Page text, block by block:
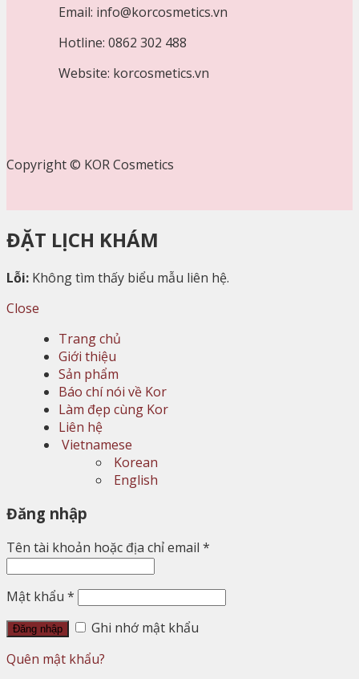
Email: info@korcosmetics.vn
Hotline: 0862 302 488
Website: korcosmetics.vn
Copyright © KOR Cosmetics
ĐẶT LỊCH KHÁM
Lỗi: Không tìm thấy biểu mẫu liên hệ.
Close
Trang chủ
Giới thiệu
Sản phẩm
Báo chí nói về Kor
Làm đẹp cùng Kor
Liên hệ
Vietnamese
Korean
English
Đăng nhập
Tên tài khoản hoặc địa chỉ email *
Mật khẩu *
Đăng nhập
Ghi nhớ mật khẩu
Quên mật khẩu?